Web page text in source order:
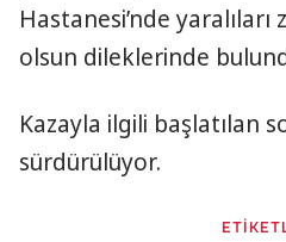
Hastanesi’nde
olsun dileklerinde
Kazayla ilgili başlatılan
sürdürülüyor.